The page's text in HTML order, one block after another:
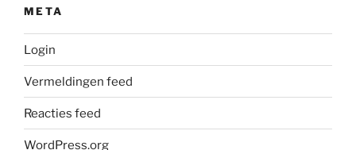
META
Login
Vermeldingen feed
Reacties feed
WordPress.org